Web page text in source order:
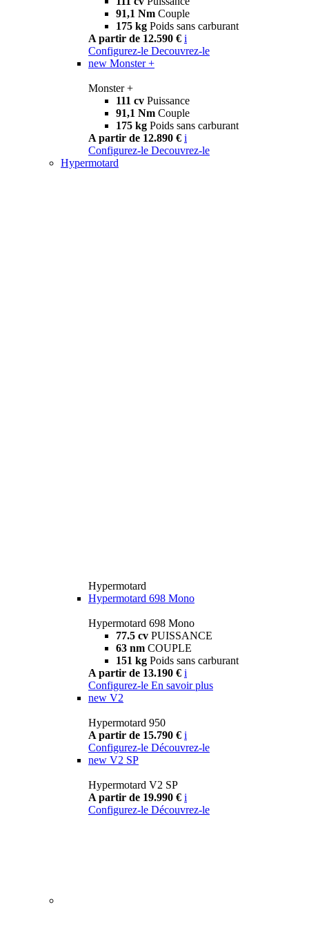
91,1 Nm Couple
175 kg Poids sans carburant
A partir de 12.590 € i
Configurez-le Decouvrez-le
new Monster +
Monster +
111 cv Puissance
91,1 Nm Couple
175 kg Poids sans carburant
A partir de 12.890 € i
Configurez-le Decouvrez-le
Hypermotard
Hypermotard
Hypermotard 698 Mono
Hypermotard 698 Mono
77.5 cv PUISSANCE
63 nm COUPLE
151 kg Poids sans carburant
A partir de 13.190 € i
Configurez-le En savoir plus
new V2
Hypermotard 950
A partir de 15.790 € i
Configurez-le Découvrez-le
new V2 SP
Hypermotard V2 SP
A partir de 19.990 € i
Configurez-le Découvrez-le